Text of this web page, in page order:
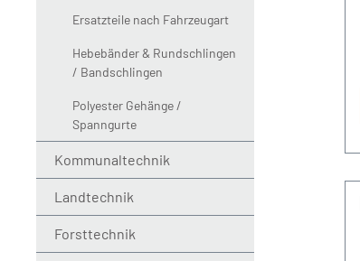
Ersatzteile nach Fahrzeugart
Hebebänder & Rundschlingen
/ Bandschlingen
Polyester Gehänge /
Spanngurte
Kommunaltechnik
Landtechnik
Forsttechnik